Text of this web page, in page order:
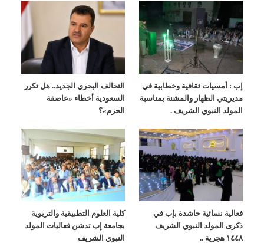
إب : أمسيات ثقافية وخطابية في
مديريتي الظهار والمشنة بمناسبة
المولد النبوي الشريف .
التحالف البحري الجديد.. هل تكرر
السعودية أخطاء «عاصفة
الحزم»؟
فعالية نسائية حاشدة بإب في
ذكرى المولد النبوي الشريف
١٤٤٨ هجرية ..
كلية العلوم التطبيقية والتربوية
بجامعة إب تدشن فعاليات المولد
النبوي الشريف